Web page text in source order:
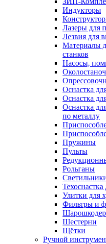
Индукторы
Лазеры для
Лезвия для
Материалы
станков
Насосы,
Оснастка
Оснастка
Оснастка
по металлу
Пружины
Пульты
Рольганы
Улитки для
Фильтры и
Шестерни
Щётки
Ручной